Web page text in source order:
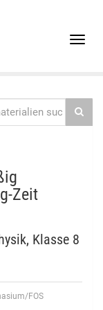
Toggle
Zeit
Klasse 8
FOS